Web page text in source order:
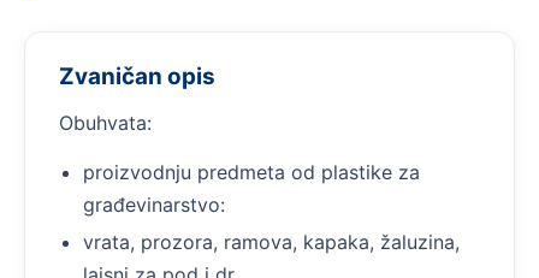
Zvaničan opis
Obuhvata:
proizvodnju predmeta od plastike za
građevinarstvo:
vrata, prozora, ramova, kapaka, žaluzina,